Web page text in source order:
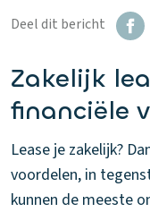
Deel dit bericht
Zakelijk
financiële
Lease je zakelijk?
voordelen, in
kunnen de meeste